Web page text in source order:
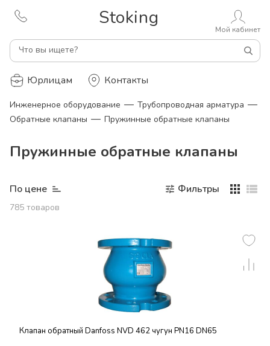
Stoking
Что вы ищете?
Мой кабинет
Юрлицам Контакты
Инженерное оборудование — Трубопроводная арматура —
Обратные клапаны — Пружинные обратные клапаны
Пружинные обратные клапаны
По цене
785 товаров
Фильтры
Клапан обратный Danfoss NVD 462 чугун PN16 DN65